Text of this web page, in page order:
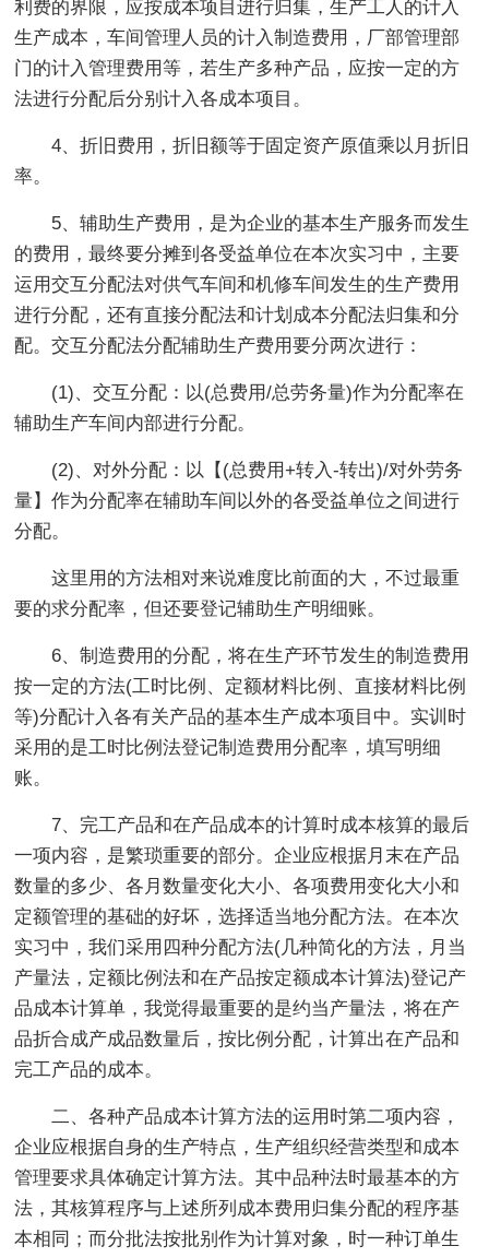
利费的界限，应按成本项目进行归集，生产工人的计入
生产成本，车间管理人员的计入制造费用，厂部管理部
门的计入管理费用等，若生产多种产品，应按一定的方
法进行分配后分别计入各成本项目。
4、折旧费用，折旧额等于固定资产原值乘以月折旧
率。
5、辅助生产费用，是为企业的基本生产服务而发生
的费用，最终要分摊到各受益单位在本次实习中，主要
运用交互分配法对供气车间和机修车间发生的生产费用
进行分配，还有直接分配法和计划成本分配法归集和分
配。交互分配法分配辅助生产费用要分两次进行：
(1)、交互分配：以(总费用/总劳务量)作为分配率在
辅助生产车间内部进行分配。
(2)、对外分配：以【(总费用+转入-转出)/对外劳务
量】作为分配率在辅助车间以外的各受益单位之间进行
分配。
这里用的方法相对来说难度比前面的大，不过最重
要的求分配率，但还要登记辅助生产明细账。
6、制造费用的分配，将在生产环节发生的制造费用
按一定的方法(工时比例、定额材料比例、直接材料比例
等)分配计入各有关产品的基本生产成本项目中。实训时
采用的是工时比例法登记制造费用分配率，填写明细
账。
7、完工产品和在产品成本的计算时成本核算的最后
一项内容，是繁琐重要的部分。企业应根据月末在产品
数量的多少、各月数量变化大小、各项费用变化大小和
定额管理的基础的好坏，选择适当地分配方法。在本次
实习中，我们采用四种分配方法(几种简化的方法，月当
产量法，定额比例法和在产品按定额成本计算法)登记产
品成本计算单，我觉得最重要的是约当产量法，将在产
品折合成产成品数量后，按比例分配，计算出在产品和
完工产品的成本。
二、各种产品成本计算方法的运用时第二项内容，
企业应根据自身的生产特点，生产组织经营类型和成本
管理要求具体确定计算方法。其中品种法时最基本的方
法，其核算程序与上述所列成本费用归集分配的程序基
本相同；而分批法按批别作为计算对象，时一种订单生